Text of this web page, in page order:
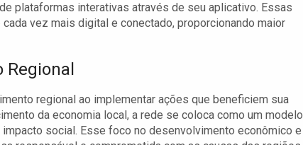
plataformas interativas através de seu aplicativo. Essas
vez mais digital e conectado, proporcionando maior
regional ao implementar ações que beneficiem sua
da economia local, a rede se coloca como um modelo
social. Esse foco no desenvolvimento econômico e